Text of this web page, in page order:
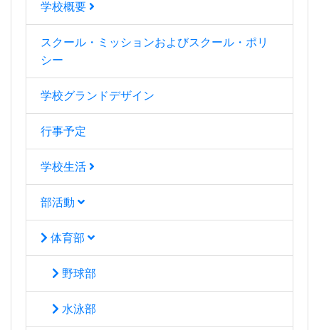
学校概要
スクール・ミッションおよびスクール・ポリ
シー
学校グランドデザイン
行事予定
学校生活
部活動
体育部
野球部
水泳部